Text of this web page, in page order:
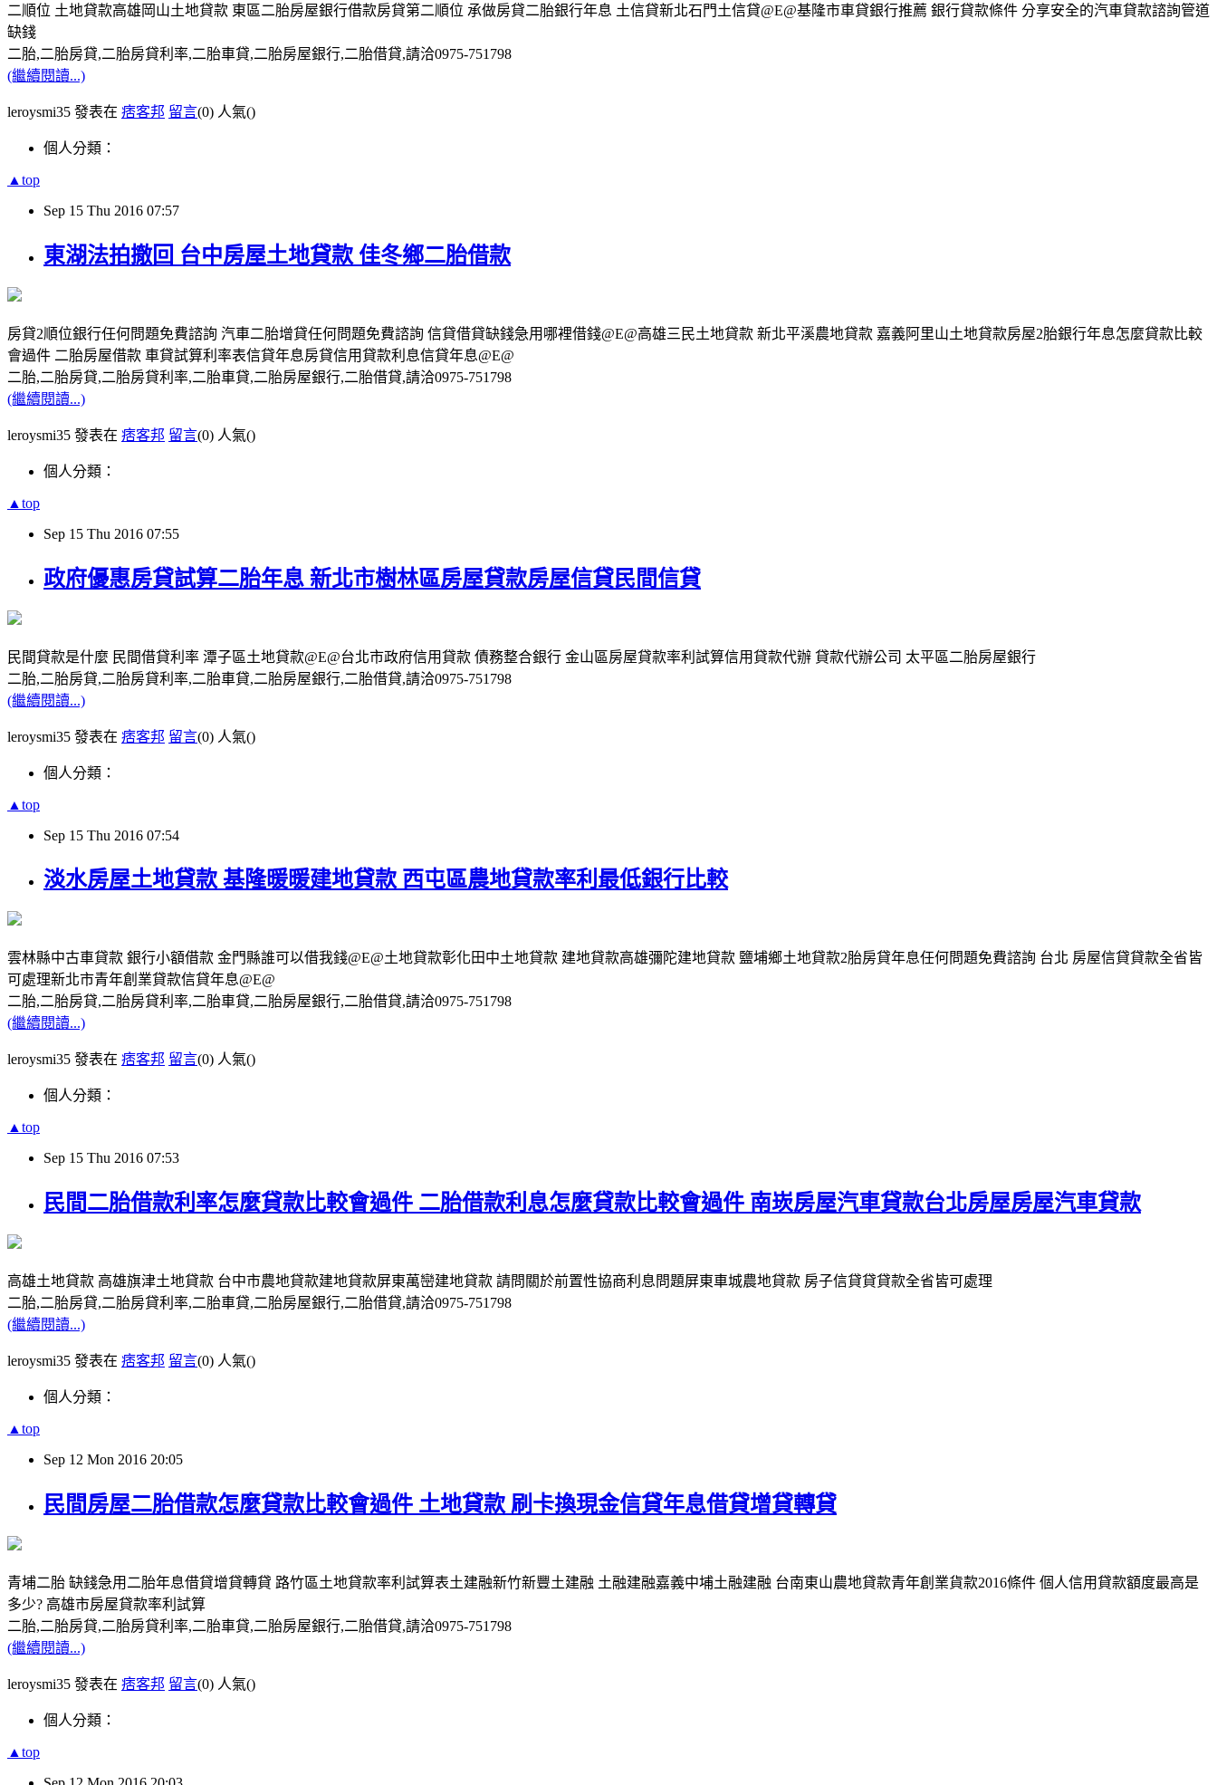
二順位 土地貸款高雄岡山土地貸款 東區二胎房屋銀行借款房貸第二順位 承做房貸二胎銀行年息 土信貸新北石門土信貸@E@基隆市車貸銀行推薦 銀行貸款條件 分享安全的汽車貸款諮詢管道
缺錢
二胎,二胎房貸,二胎房貸利率,二胎車貸,二胎房屋銀行,二胎借貸,請洽0975-751798
(繼續閱讀...)
leroysmi35 發表在 痞客邦 留言(0) 人氣()
個人分類：
▲top
Sep 15 Thu 2016 07:57
東湖法拍撤回 台中房屋土地貸款 佳冬鄉二胎借款
房貸2順位銀行任何問題免費諮詢 汽車二胎增貸任何問題免費諮詢 信貸借貸缺錢急用哪裡借錢@E@高雄三民土地貸款 新北平溪農地貸款 嘉義阿里山土地貸款房屋2胎銀行年息怎麼貸款比較
會過件 二胎房屋借款 車貸試算利率表信貸年息房貸信用貸款利息信貸年息@E@
二胎,二胎房貸,二胎房貸利率,二胎車貸,二胎房屋銀行,二胎借貸,請洽0975-751798
(繼續閱讀...)
leroysmi35 發表在 痞客邦 留言(0) 人氣()
個人分類：
▲top
Sep 15 Thu 2016 07:55
政府優惠房貸試算二胎年息 新北市樹林區房屋貸款房屋信貸民間信貸
民間貸款是什麼 民間借貸利率 潭子區土地貸款@E@台北市政府信用貸款 債務整合銀行 金山區房屋貸款率利試算信用貸款代辦 貸款代辦公司 太平區二胎房屋銀行
二胎,二胎房貸,二胎房貸利率,二胎車貸,二胎房屋銀行,二胎借貸,請洽0975-751798
(繼續閱讀...)
leroysmi35 發表在 痞客邦 留言(0) 人氣()
個人分類：
▲top
Sep 15 Thu 2016 07:54
淡水房屋土地貸款 基隆暖暖建地貸款 西屯區農地貸款率利最低銀行比較
雲林縣中古車貸款 銀行小額借款 金門縣誰可以借我錢@E@土地貸款彰化田中土地貸款 建地貸款高雄彌陀建地貸款 鹽埔鄉土地貸款2胎房貸年息任何問題免費諮詢 台北 房屋信貸貸款全省皆
可處理新北市青年創業貸款信貸年息@E@
二胎,二胎房貸,二胎房貸利率,二胎車貸,二胎房屋銀行,二胎借貸,請洽0975-751798
(繼續閱讀...)
leroysmi35 發表在 痞客邦 留言(0) 人氣()
個人分類：
▲top
Sep 15 Thu 2016 07:53
民間二胎借款利率怎麼貸款比較會過件 二胎借款利息怎麼貸款比較會過件 南崁房屋汽車貸款台北房屋房屋汽車貸款
高雄土地貸款 高雄旗津土地貸款 台中市農地貸款建地貸款屏東萬巒建地貸款 請問關於前置性協商利息問題屏東車城農地貸款 房子信貸貸貸款全省皆可處理
二胎,二胎房貸,二胎房貸利率,二胎車貸,二胎房屋銀行,二胎借貸,請洽0975-751798
(繼續閱讀...)
leroysmi35 發表在 痞客邦 留言(0) 人氣()
個人分類：
▲top
Sep 12 Mon 2016 20:05
民間房屋二胎借款怎麼貸款比較會過件 土地貸款 刷卡換現金信貸年息借貸增貸轉貸
青埔二胎 缺錢急用二胎年息借貸增貸轉貸 路竹區土地貸款率利試算表土建融新竹新豐土建融 土融建融嘉義中埔土融建融 台南東山農地貸款青年創業貨款2016條件 個人信用貸款額度最高是
多少? 高雄市房屋貸款率利試算
二胎,二胎房貸,二胎房貸利率,二胎車貸,二胎房屋銀行,二胎借貸,請洽0975-751798
(繼續閱讀...)
leroysmi35 發表在 痞客邦 留言(0) 人氣()
個人分類：
▲top